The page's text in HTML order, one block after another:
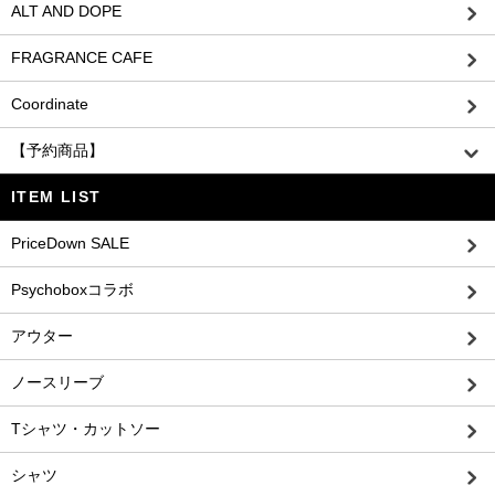
ALT AND DOPE
FRAGRANCE CAFE
Coordinate
【予約商品】
ITEM LIST
PriceDown SALE
Psychoboxコラボ
アウター
ノースリーブ
Tシャツ・カットソー
シャツ